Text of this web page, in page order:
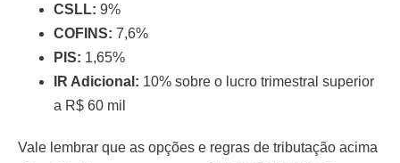
CSLL: 9%
COFINS: 7,6%
PIS: 1,65%
IR Adicional: 10% sobre o lucro trimestral superior
a R$ 60 mil
Vale lembrar que as opções e regras de tributação acima